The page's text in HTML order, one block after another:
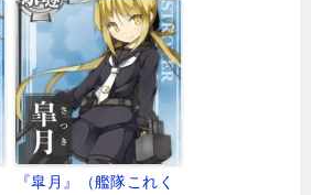
『皐月』（艦隊これく